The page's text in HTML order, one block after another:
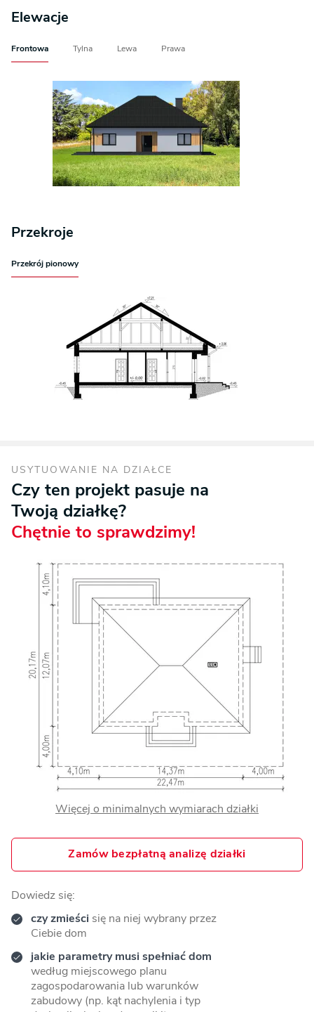
Elewacje
Frontowa Tylna Lewa Prawa
Przekroje
Przekrój pionowy
USYTUOWANIE NA DZIAŁCE
Czy ten projekt pasuje na
Twoją działkę?
Chętnie to sprawdzimy!
Więcej o minimalnych wymiarach działki
Zamów bezpłatną analizę działki
Dowiedz się:
czy zmieści się na niej wybrany przez
Ciebie dom
jakie parametry musi spełniać dom
według miejscowego planu
zagospodarowania lub warunków
zabudowy (np. kąt nachylenia i typ